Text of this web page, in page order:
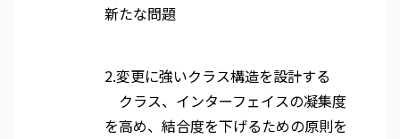
新たな問題
2.変更に強いクラス構造を設計する
クラス、インターフェイスの凝集度
を高め、結合度を下げるための原則を